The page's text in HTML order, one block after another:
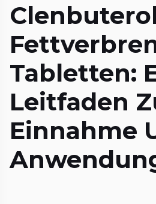
Tabletten:
Leitfaden
Einnahme